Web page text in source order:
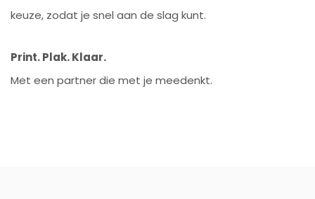
keuze, zodat je snel aan de slag kunt.
Print. Plak. Klaar.
Met een partner die met je meedenkt.